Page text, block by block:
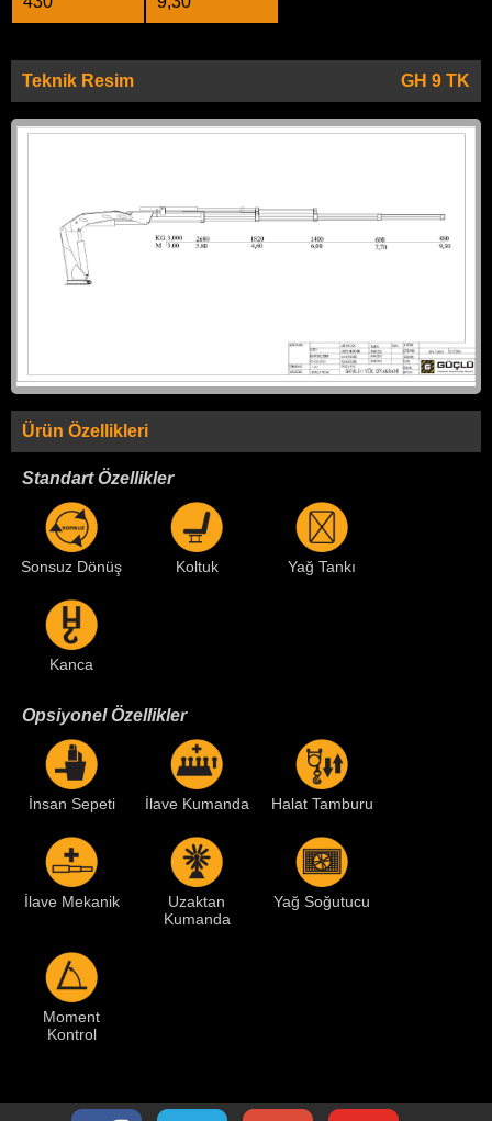
Teknik Resim GH 9 TK
Ürün Özellikleri
Standart Özellikler
Sonsuz Dönüş Koltuk Yağ Tankı
Kanca
Opsiyonel Özellikler
İnsan Sepeti İlave Kumanda Halat Tamburu
İlave Mekanik
Uzaktan
Kumanda
Yağ Soğutucu
Moment
Kontrol